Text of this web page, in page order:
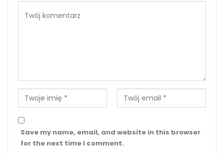
Save my name, email, and website in this browser
for the next time I comment.